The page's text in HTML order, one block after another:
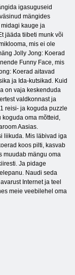
igasuguseid
mängides
kauge ja
jääda tiibeti munk või
mis ei ole
Jolly Jong: Koerad
Funny Face, mis
Koerad aitavad
ja Ida-kutsikad. Kuid
on vaja keskenduda
valdkonnast ja
reisi- ja koguda puzzle
koguda oma mõtteid,
Aasias.
liikuda. Mis läbivad iga
koos pilti, kasvab
muudab mängu oma
Ja pidage
Naudi seda
Internet ja teel
meie veebilehel oma